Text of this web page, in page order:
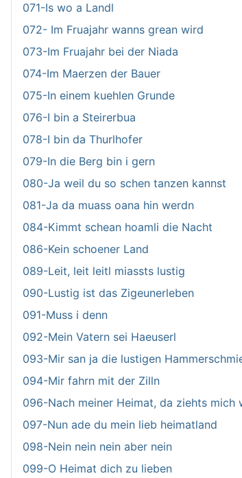
071-Is wo a Landl
072- Im Fruajahr wanns grean wird
073-Im Fruajahr bei der Niada
074-Im Maerzen der Bauer
075-In einem kuehlen Grunde
076-I bin a Steirerbua
078-I bin da Thurlhofer
079-In die Berg bin i gern
080-Ja weil du so schen tanzen kannst
081-Ja da muass oana hin werdn
084-Kimmt schean hoamli die Nacht
086-Kein schoener Land
089-Leit, leit leitl miassts lustig
090-Lustig ist das Zigeunerleben
091-Muss i denn
092-Mein Vatern sei Haeuserl
093-Mir san ja die lustigen
094-Mir fahrn mit der Zilln
096-Nach meiner Heimat, da ziehts mich
097-Nun ade du mein lieb heimatland
098-Nein nein nein aber nein
099-O Heimat dich zu lieben